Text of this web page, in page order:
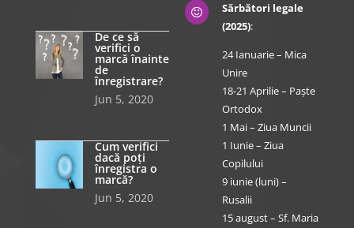
De ce să
verifici o
marcă înainte
de
înregistrare?
Jun 5, 2020
Cum verifici
dacă poți
înregistra o
marcă?
Jun 5, 2020

Sărbători legale
(2025):
24 Ianuarie – Mica
Unire
18-21 Aprilie – Paște
Ortodox
1 Mai – Ziua Muncii
1 Iunie – Ziua
Copilului
9 iunie (luni) –
Rusalii
15 august – Sf. Maria